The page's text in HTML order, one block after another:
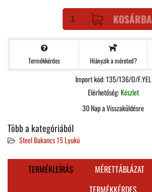
KOSÁRBA
Termékkérdes Hiányzik a méreted?
Import kód: 135/136/O/F.YEL
Elérhetőség:Készlet
30 Nap a Visszaküldésre
Több a kategóriából
Steel Bakancs 15 Lyukú
TERMÉKLEÍRÁS MÉRETTÁBLÁZAT
TERMÉKKÉRDES